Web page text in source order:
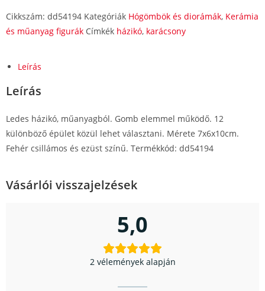
Cikkszám: dd54194 Kategóriák Hógömbök és diorámák, Kerámia
és műanyag figurák Címkék házikó, karácsony
Leírás
Leírás
Ledes házikó, műanyagból. Gomb elemmel működő. 12
különböző épület közül lehet választani. Mérete 7x6x10cm.
Fehér csillámos és ezüst színű. Termékkód: dd54194
Vásárlói visszajelzések
5,0
2 vélemények alapján